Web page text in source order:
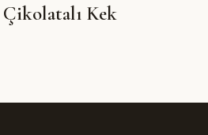
Çikolatalı Kek